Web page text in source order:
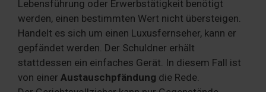
Lebensführung oder Erwerbstätigkeit benötigt
werden, einen bestimmten Wert nicht übersteigen.
Handelt es sich um einen Luxusfernseher, kann er
gepfändet werden. Der Schuldner erhält
stattdessen ein einfaches Gerät. In diesem Fall ist
von einer Austauschpfändung die Rede.